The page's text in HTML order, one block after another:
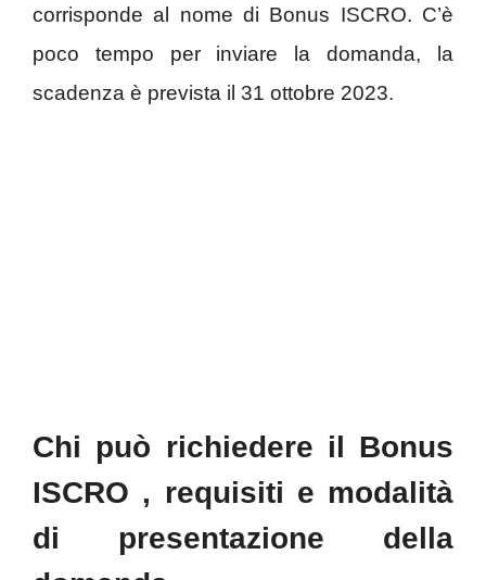
corrisponde al nome di Bonus ISCRO. C’è
poco tempo per inviare la domanda, la
scadenza è prevista il 31 ottobre 2023.
Chi può richiedere il Bonus
ISCRO , requisiti e modalità
di presentazione della